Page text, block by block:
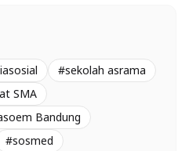
#sekolah asrama
SMA
Bandung
#sosmed